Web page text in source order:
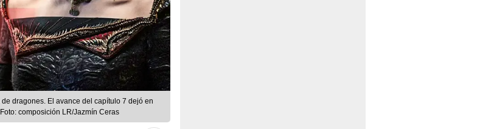
dragones. El avance del capítulo 7 dejó en
composición LR/Jazmín Ceras